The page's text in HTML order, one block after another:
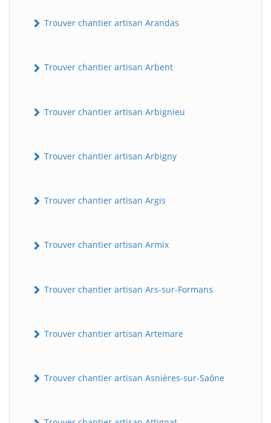
Trouver chantier artisan Arandas
Trouver chantier artisan Arbent
Trouver chantier artisan Arbignieu
Trouver chantier artisan Arbigny
Trouver chantier artisan Argis
Trouver chantier artisan Armix
Trouver chantier artisan Ars-sur-Formans
Trouver chantier artisan Artemare
Trouver chantier artisan Asnières-sur-Saône